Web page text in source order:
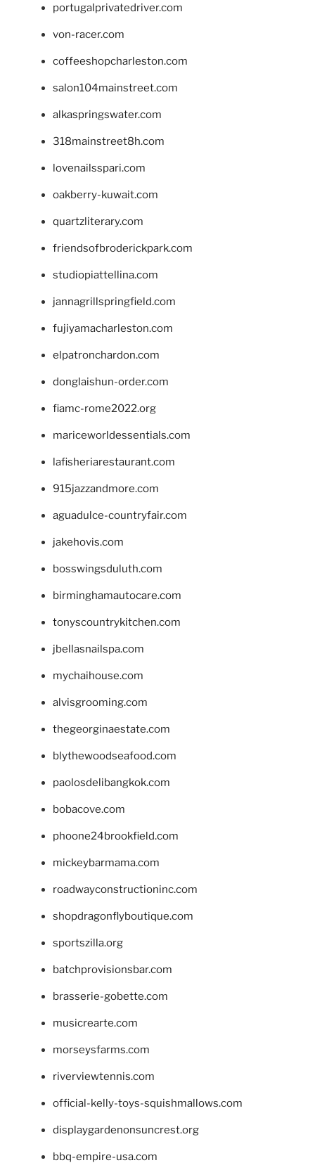
portugalprivatedriver.com
von-racer.com
coffeeshopcharleston.com
salon104mainstreet.com
alkaspringswater.com
318mainstreet8h.com
lovenailsspari.com
oakberry-kuwait.com
quartzliterary.com
friendsofbroderickpark.com
studiopiattellina.com
jannagrillspringfield.com
fujiyamacharleston.com
elpatronchardon.com
donglaishun-order.com
fiamc-rome2022.org
mariceworldessentials.com
lafisheriarestaurant.com
915jazzandmore.com
aguadulce-countryfair.com
jakehovis.com
bosswingsduluth.com
birminghamautocare.com
tonyscountrykitchen.com
jbellasnailspa.com
mychaihouse.com
alvisgrooming.com
thegeorginaestate.com
blythewoodseafood.com
paolosdelibangkok.com
bobacove.com
phoone24brookfield.com
mickeybarmama.com
roadwayconstructioninc.com
shopdragonflyboutique.com
sportszilla.org
batchprovisionsbar.com
brasserie-gobette.com
musicrearte.com
morseysfarms.com
riverviewtennis.com
official-kelly-toys-squishmallows.com
displaygardenonsuncrest.org
bbq-empire-usa.com